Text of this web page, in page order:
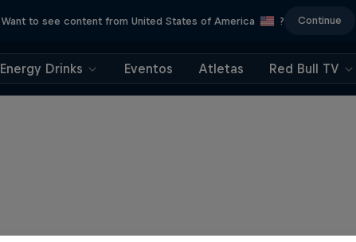
Want to see content from United States of America ? Continue
Energy Drinks Eventos Atletas Red Bull TV